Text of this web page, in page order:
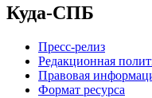
Куда-СПБ
Пресс-релиз
Редакционная
Правовая
Формат ресурса